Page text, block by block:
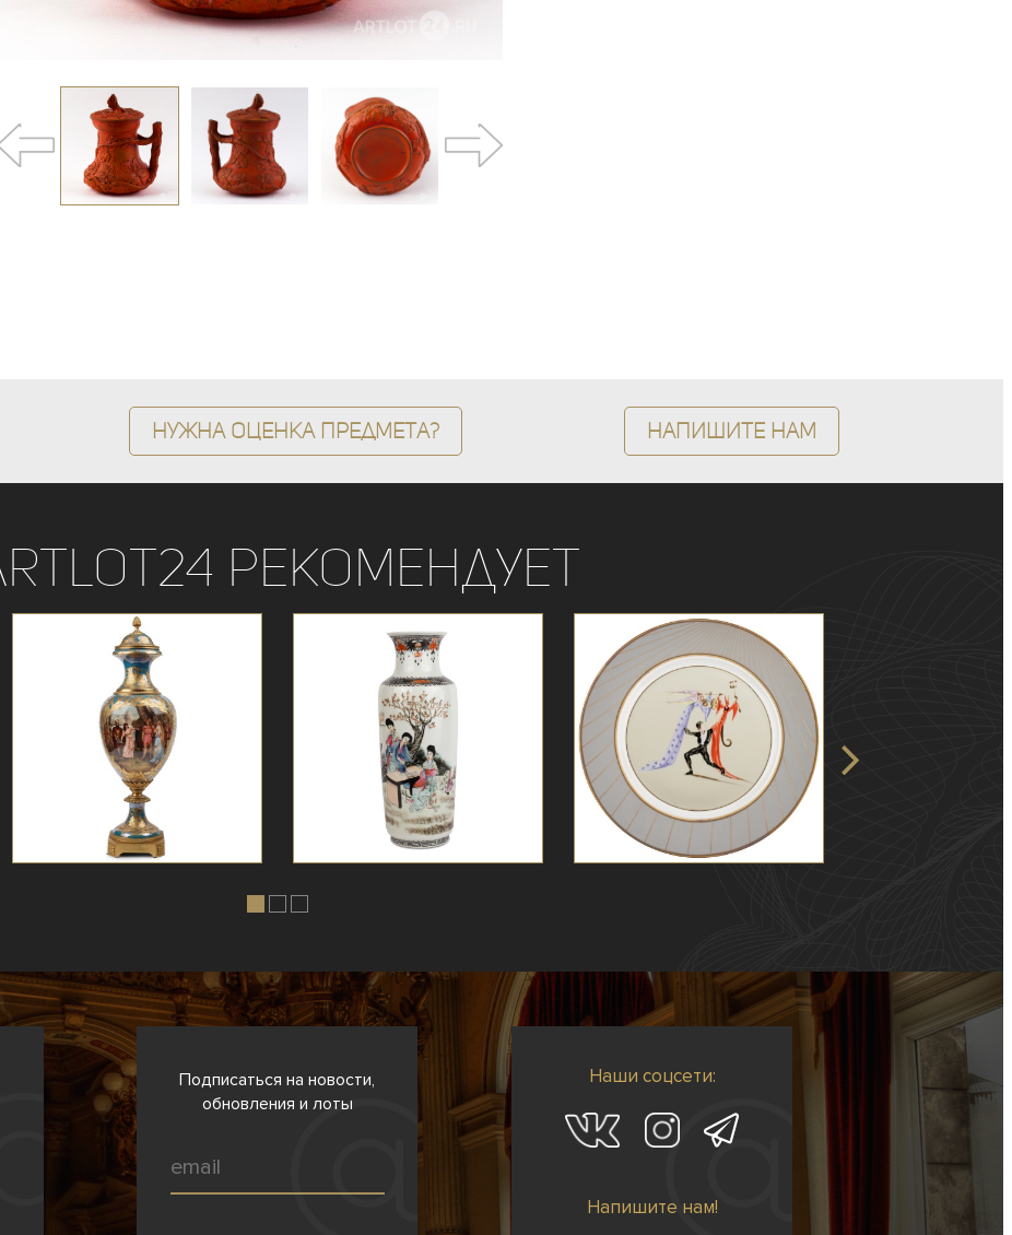
Нужна оценка предмета? Напишите нам
рекомендует
Подписаться на новости,
обновления и лоты
Наши соцсети:
Напишите нам!